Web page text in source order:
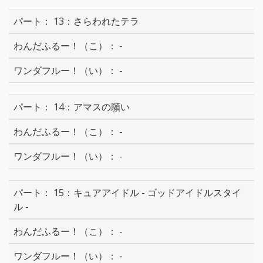
13：さらわれたテラ
-
-
14：アマスの願い
-
-
15：キュアアイドル - ゴッドアイドルスタイ
ル -
-
-